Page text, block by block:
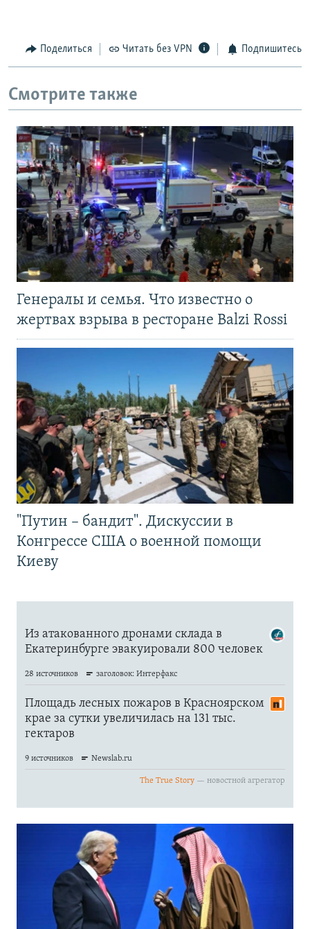
Поделиться Читать без VPN Подпишитесь
Смотрите также
Генералы и семья. Что известно о
жертвах взрыва в ресторане Balzi Rossi
"Путин – бандит". Дискуссии в
Конгрессе США о военной помощи
Киеву